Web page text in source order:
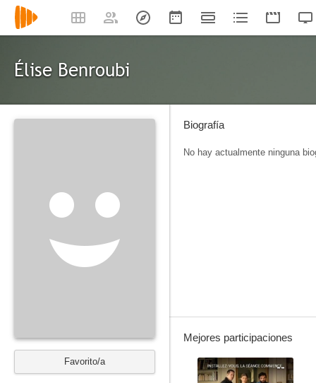
Élise Benroubi
Favorito/a
Biografía
No hay actualmente ninguna
Mejores participaciones
--